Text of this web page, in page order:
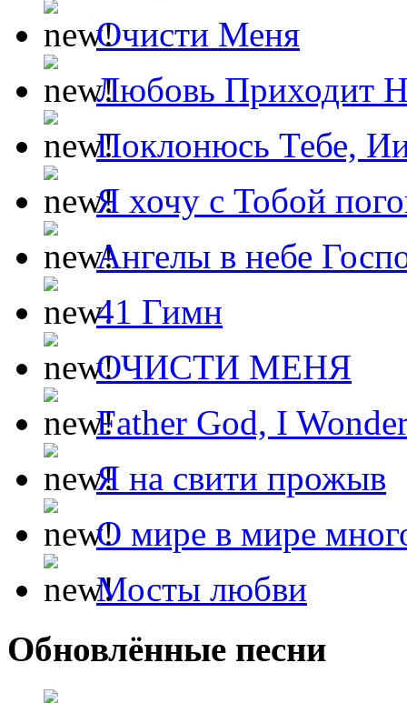
Очисти Меня
Любовь Приходит
Поклонюсь Тебе,
Я хочу с Тобой
Ангелы в небе
41 Гимн
ОЧИСТИ МЕНЯ
Father God, I
Я на свити прожыв
О мире в мире
Мосты любви
Обновлённые песни